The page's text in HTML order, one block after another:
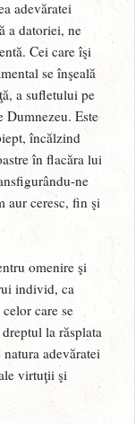
adevăratei
a datoriei, ne
Cei care îşi
se înşeală
a sufletului pe
Dumnezeu. Este
încălzind
în flacăra lui
ne
aur ceresc, fin şi
omenire şi
individ, ca
care se
la răsplata
adevăratei
virtuţii şi